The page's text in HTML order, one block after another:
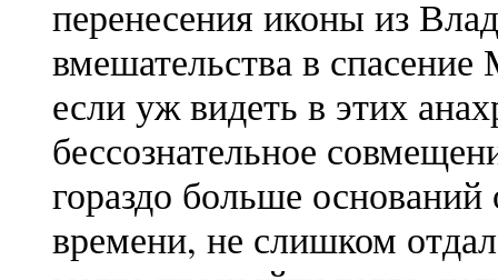
перенесения иконы из
вмешательства в
если уж видеть в этих
бессознательное
гораздо больше
времени, не слишком